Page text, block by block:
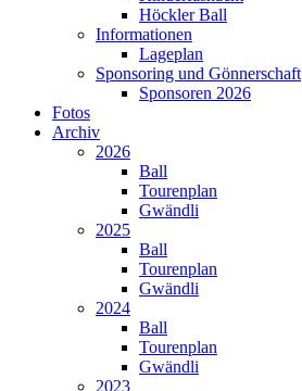
Höckler Ball
Informationen
Lageplan
Sponsoring und Gönnerschaft
Sponsoren 2026
Fotos
Archiv
2026
Ball
Tourenplan
Gwändli
2025
Ball
Tourenplan
Gwändli
2024
Ball
Tourenplan
Gwändli
2023